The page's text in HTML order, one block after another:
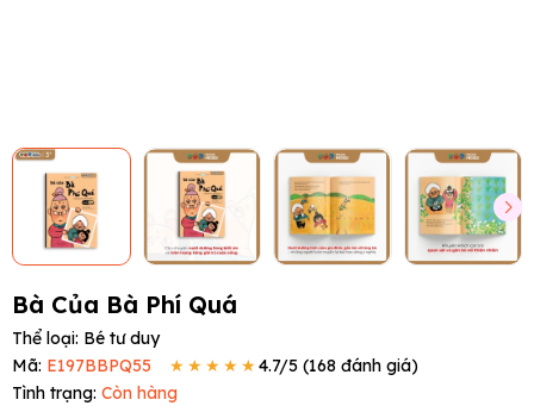
Bà Của Bà Phí Quá
Thể loại: Bé tư duy
Mã: E197BBPQ55 ★★★★★4.7/5 (168 đánh giá)
Tình trạng: Còn hàng